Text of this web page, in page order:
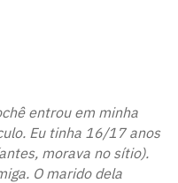
entrou em minha
Eu tinha 16/17 anos
morava no sítio).
O marido dela